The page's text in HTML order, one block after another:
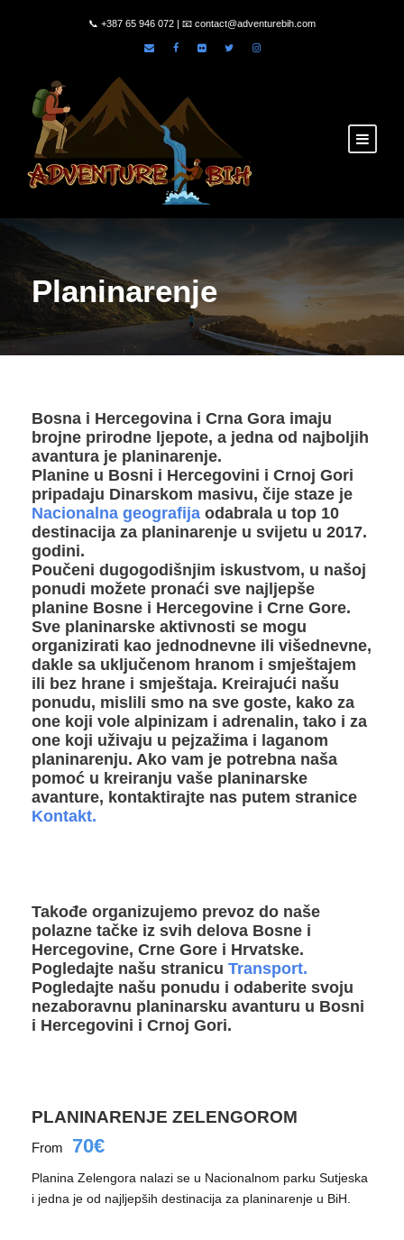
📞 +387 65 946 072 | 📧 contact@adventurebih.com
Planinarenje
Bosna i Hercegovina i Crna Gora imaju
brojne prirodne ljepote, a jedna od najboljih
avantura je planinarenje.
Planine u Bosni i Hercegovini i Crnoj Gori
pripadaju Dinarskom masivu, čije staze je
Nacionalna geografija odabrala u top 10
destinacija za planinarenje u svijetu u 2017.
godini.
Poučeni dugogodišnjim iskustvom, u našoj
ponudi možete pronaći sve najljepše
planine Bosne i Hercegovine i Crne Gore.
Sve planinarske aktivnosti se mogu
organizirati kao jednodnevne ili višednevne,
dakle sa uključenom hranom i smještajem
ili bez hrane i smještaja. Kreirajući našu
ponudu, mislili smo na sve goste, kako za
one koji vole alpinizam i adrenalin, tako i za
one koji uživaju u pejzažima i laganom
planinarenju. Ako vam je potrebna naša
pomoć u kreiranju vaše planinarske
avanture, kontaktirajte nas putem stranice
Kontakt.
Takođe organizujemo prevoz do naše
polazne tačke iz svih delova Bosne i
Hercegovine, Crne Gore i Hrvatske.
Pogledajte našu stranicu Transport.
Pogledajte našu ponudu i odaberite svoju
nezaboravnu planinarsku avanturu u Bosni
i Hercegovini i Crnoj Gori.
PLANINARENJE ZELENGOROM
From 70€
Planina Zelengora nalazi se u Nacionalnom parku Sutjeska
i jedna je od najljepših destinacija za planinarenje u BiH.